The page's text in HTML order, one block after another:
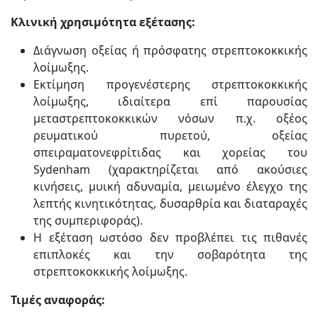
Κλινική χρησιμότητα εξέτασης:
Διάγνωση οξείας ή πρόσφατης στρεπτοκοκκικής
λοίμωξης.
Εκτίμηση προγενέστερης στρεπτοκοκκικής
λοίμωξης, ιδιαίτερα επί παρουσίας
μεταστρεπτοκοκκικών νόσων π.χ. οξέος
ρευματικού πυρετού, οξείας
σπειραματονεφρίτιδας και χορείας του
Sydenham (χαρακτηρίζεται από ακούσιες
κινήσεις, μυική αδυναμία, μειωμένο έλεγχο της
λεπτής κινητικότητας, δυσαρθρία και διαταραχές
της συμπεριφοράς).
Η εξέταση ωστόσο δεν προβλέπει τις πιθανές
επιπλοκές και την σοβαρότητα της
στρεπτοκοκκικής λοίμωξης.
Τιμές αναφοράς: